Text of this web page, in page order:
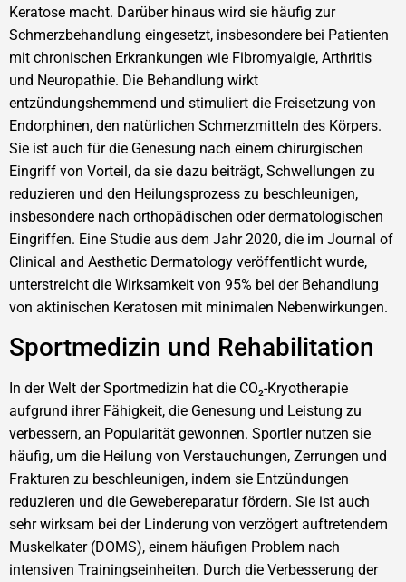
Keratose macht. Darüber hinaus wird sie häufig zur
Schmerzbehandlung eingesetzt, insbesondere bei Patienten
mit chronischen Erkrankungen wie Fibromyalgie, Arthritis
und Neuropathie. Die Behandlung wirkt
entzündungshemmend und stimuliert die Freisetzung von
Endorphinen, den natürlichen Schmerzmitteln des Körpers.
Sie ist auch für die Genesung nach einem chirurgischen
Eingriff von Vorteil, da sie dazu beiträgt, Schwellungen zu
reduzieren und den Heilungsprozess zu beschleunigen,
insbesondere nach orthopädischen oder dermatologischen
Eingriffen. Eine Studie aus dem Jahr 2020, die im Journal of
Clinical and Aesthetic Dermatology veröffentlicht wurde,
unterstreicht die Wirksamkeit von 95% bei der Behandlung
von aktinischen Keratosen mit minimalen Nebenwirkungen.
Sportmedizin und Rehabilitation
In der Welt der Sportmedizin hat die CO₂-Kryotherapie
aufgrund ihrer Fähigkeit, die Genesung und Leistung zu
verbessern, an Popularität gewonnen. Sportler nutzen sie
häufig, um die Heilung von Verstauchungen, Zerrungen und
Frakturen zu beschleunigen, indem sie Entzündungen
reduzieren und die Gewebereparatur fördern. Sie ist auch
sehr wirksam bei der Linderung von verzögert auftretendem
Muskelkater (DOMS), einem häufigen Problem nach
intensiven Trainingseinheiten. Durch die Verbesserung der